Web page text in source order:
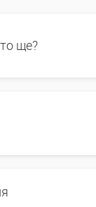
ще?